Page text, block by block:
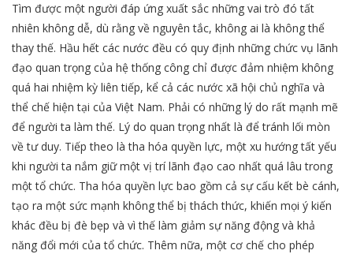
Tìm được một người đáp ứng xuất sắc những vai trò đó tất
nhiên không dễ, dù rằng về nguyên tắc, không ai là không thể
thay thế. Hầu hết các nước đều có quy định những chức vụ lãnh
đạo quan trọng của hệ thống công chỉ được đảm nhiệm không
quá hai nhiệm kỳ liên tiếp, kể cả các nước xã hội chủ nghĩa và
thể chế hiện tại của Việt Nam. Phải có những lý do rất mạnh mẽ
để người ta làm thế. Lý do quan trọng nhất là để tránh lối mòn
về tư duy. Tiếp theo là tha hóa quyền lực, một xu hướng tất yếu
khi người ta nắm giữ một vị trí lãnh đạo cao nhất quá lâu trong
một tổ chức. Tha hóa quyền lực bao gồm cả sự cấu kết bè cánh,
tạo ra một sức mạnh không thể bị thách thức, khiến mọi ý kiến
khác đều bị đè bẹp và vì thế làm giảm sự năng động và khả
năng đổi mới của tổ chức. Thêm nữa, một cơ chế cho phép